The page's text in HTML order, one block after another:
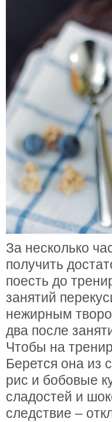
За несколько
получить
поесть до
занятий
нежирным
два после
Чтобы на
Берется она из
рис и бобовые
сладостей и
следствие –